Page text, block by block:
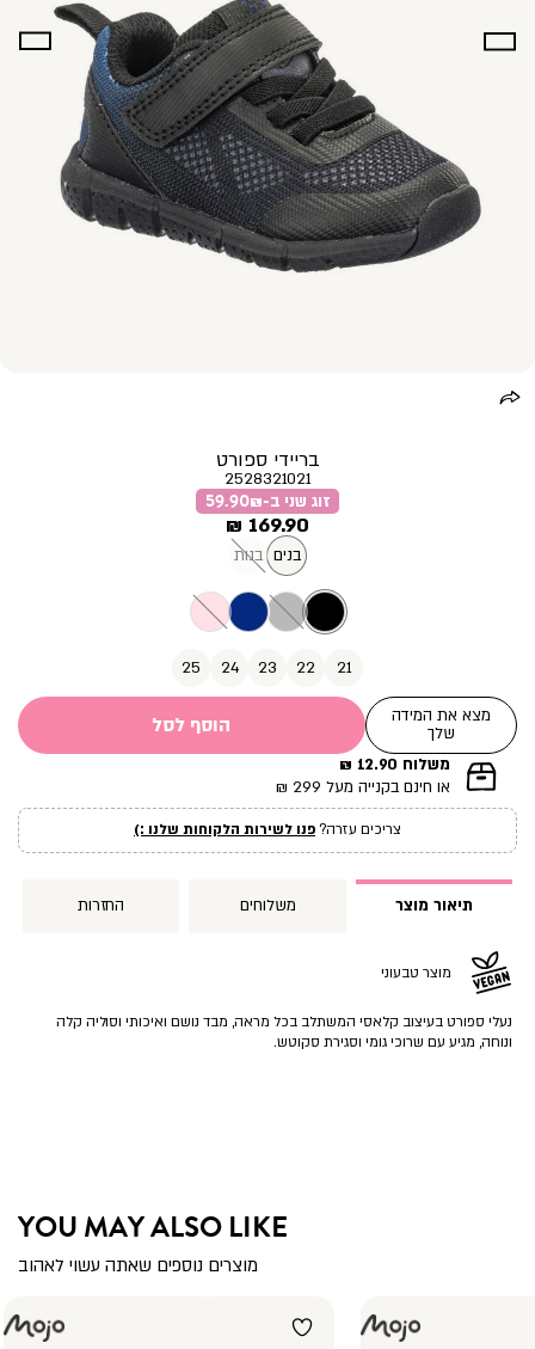
בריידי ספורט
2528321021
זוג שני ב-59.90₪
מחיר
מוצר
169.90 ₪
בנים בנות
21
22
23
24
25
מצא את המידה
שלך
הוסף לסל
|
תומך
עמוד
מוצר
משלוח 12.90 ₪
או חינם בקנייה מעל 299 ₪
צריכים עזרה?פנו לשירות הלקוחות שלנו :)
תיאור מוצר משלוחים החזרות
מוצר טבעוני
נעלי ספורט בעיצוב קלאסי המשתלב בכל מראה, מבד נושם ואיכותי וסוליה קלה
ונוחה, מגיע עם שרוכי גומי וסגירת סקוטש.
YOU MAY ALSO LIKE
מוצרים נוספים שאתה עשוי לאהוב